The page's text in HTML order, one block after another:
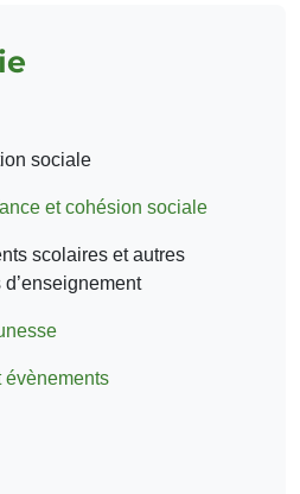
sociale
et cohésion sociale
scolaires et autres
évènements